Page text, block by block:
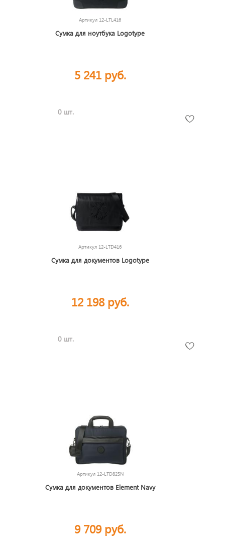
Артикул 12-LTL416
Сумка для ноутбука Logotype
5 241 руб.
0 шт.
Артикул 12-LTD416
Сумка для документов Logotype
12 198 руб.
0 шт.
Артикул 12-LTD825N
Сумка для документов Element Navy
9 709 руб.